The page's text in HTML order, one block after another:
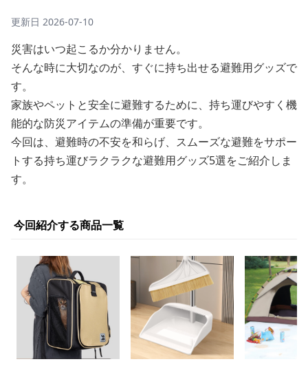
更新日 2026-07-10
災害はいつ起こるか分かりません。
そんな時に大切なのが、すぐに持ち出せる避難用グッズで
す。
家族やペットと安全に避難するために、持ち運びやすく機
能的な防災アイテムの準備が重要です。
今回は、避難時の不安を和らげ、スムーズな避難をサポー
トする持ち運びラクラクな避難用グッズ5選をご紹介しま
す。
今回紹介する商品一覧